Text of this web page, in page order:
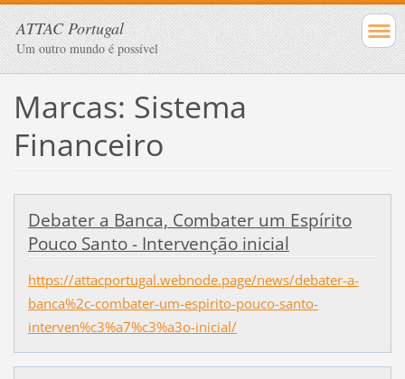
ATTAC Portugal
Um outro mundo é possível
Marcas: Sistema
Financeiro
Debater a Banca, Combater um Espírito
Pouco Santo - Intervenção inicial
https://attacportugal.webnode.page/news/debater-a-
banca%2c-combater-um-espirito-pouco-santo-
interven%c3%a7%c3%a3o-inicial/